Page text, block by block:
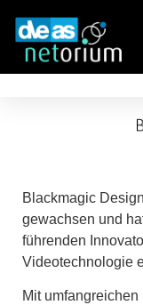
Blackmagic
gewachsen und
führenden
Videotechnologie
Mit